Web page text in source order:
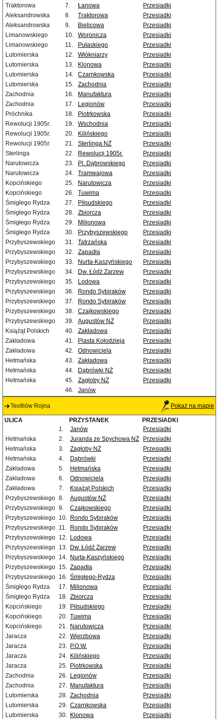
Traktorowa
7. Łanowa
Przesiadki
Aleksandrowska
8. Traktorowa
Przesiadki
Aleksandrowska
9. Bielicowa
Przesiadki
Limanowskiego
10. Woronicza
Przesiadki
Limanowskiego
11. Pułaskiego
Przesiadki
Lutomierska
12. Włókniarzy
Przesiadki
Lutomierska
13. Klonowa
Przesiadki
Lutomierska
14. Czarnkowska
Przesiadki
Lutomierska
15. Zachodnia
Przesiadki
Zachodnia
16. Manufaktura
Przesiadki
Zachodnia
17. Legionów
Przesiadki
Próchnika
18. Piotrkowska
Przesiadki
Rewolucji 1905r.
19. Wschodnia
Przesiadki
Rewolucji 1905r.
20. Kilińskiego
Przesiadki
Rewolucji 1905r.
21. Sterlinga NŻ
Przesiadki
Sterlinga
22. Rewolucji 1905r.
Przesiadki
Narutowicza
23. Pl. Dąbrowskiego
Przesiadki
Narutowicza
24. Tramwajowa
Przesiadki
Kopcińskiego
25. Narutowicza
Przesiadki
Kopcińskiego
26. Tuwima
Przesiadki
Śmigłego Rydza
27. Piłsudskiego
Przesiadki
Śmigłego Rydza
28. Zbiorcza
Przesiadki
Śmigłego Rydza
29. Milionowa
Przesiadki
Śmigłego Rydza
30. Przybyszewskiego
Przesiadki
Przybyszewskiego
31. Tatrzańska
Przesiadki
Przybyszewskiego
32. Zapadła
Przesiadki
Przybyszewskiego
33. Nurta-Kaszyńskiego
Przesiadki
Przybyszewskiego
34. Dw. Łódź Zarzew
Przesiadki
Przybyszewskiego
35. Lodowa
Przesiadki
Przybyszewskiego
36. Rondo Sybiraków
Przesiadki
Przybyszewskiego
37. Rondo Sybiraków
Przesiadki
Przybyszewskiego
38. Czajkowskiego
Przesiadki
Przybyszewskiego
39. Augustów NŻ
Przesiadki
Książąt Polskich
40. Zakładowa
Przesiadki
Zakładowa
41. Piasta Kołodzieja
Przesiadki
Zakładowa
42. Odnowiciela
Przesiadki
Hetmańska
43. Zakładowa
Przesiadki
Hetmańska
44. Dąbrówki NŻ
Przesiadki
Hetmańska
45. Zagłoby NŻ
Przesiadki
46.
Janów
Teofilów Rojna Pokaż na mapie
ULICA PRZYSTANEK
PRZESIADKI
1.
Janów
Przesiadki
Hetmańska
2. Juranda ze Spychowa NŻ
Przesiadki
Hetmańska
3. Zagłoby NŻ
Przesiadki
Hetmańska
4. Dąbrówki
Przesiadki
Zakładowa
5. Hetmańska
Przesiadki
Zakładowa
6. Odnowiciela
Przesiadki
Zakładowa
7. Książąt Polskich
Przesiadki
Przybyszewskiego 8. Augustów NŻ
Przesiadki
Przybyszewskiego 9. Czajkowskiego
Przesiadki
Przybyszewskiego 10. Rondo Sybiraków
Przesiadki
Przybyszewskiego 11. Rondo Sybiraków
Przesiadki
Przybyszewskiego 12. Lodowa
Przesiadki
Przybyszewskiego 13. Dw. Łódź Zarzew
Przesiadki
Przybyszewskiego 14. Nurta-Kaszyńskiego
Przesiadki
Przybyszewskiego 15. Zapadła
Przesiadki
Przybyszewskiego 16. Śmigłego-Rydza
Przesiadki
Śmigłego Rydza
17. Milionowa
Przesiadki
Śmigłego Rydza
18. Zbiorcza
Przesiadki
Kopcińskiego
19. Piłsudskiego
Przesiadki
Kopcińskiego
20. Tuwima
Przesiadki
Kopcińskiego
21. Narutowicza
Przesiadki
Jaracza
22. Wierzbowa
Przesiadki
Jaracza
23. P.O.W.
Przesiadki
Jaracza
24. Kilińskiego
Przesiadki
Jaracza
25. Piotrkowska
Przesiadki
Zachodnia
26. Legionów
Przesiadki
Zachodnia
27. Manufaktura
Przesiadki
Lutomierska
28. Zachodnia
Przesiadki
Lutomierska
29. Czarnkowska
Przesiadki
Lutomierska
30. Klonowa Przesiadki